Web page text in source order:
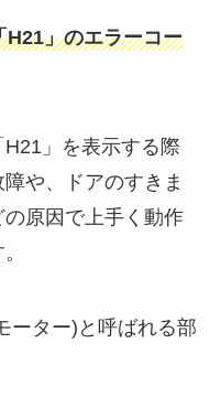
」のエラーコー
」を表示する際
や、ドアのすきま
原因で上手く動作
ーター)と呼ばれる部